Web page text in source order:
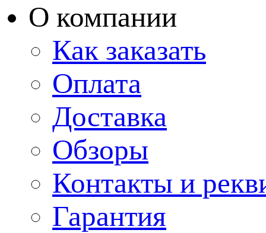
О компании
Как заказать
Оплата
Доставка
Обзоры
Контакты и
Гарантия